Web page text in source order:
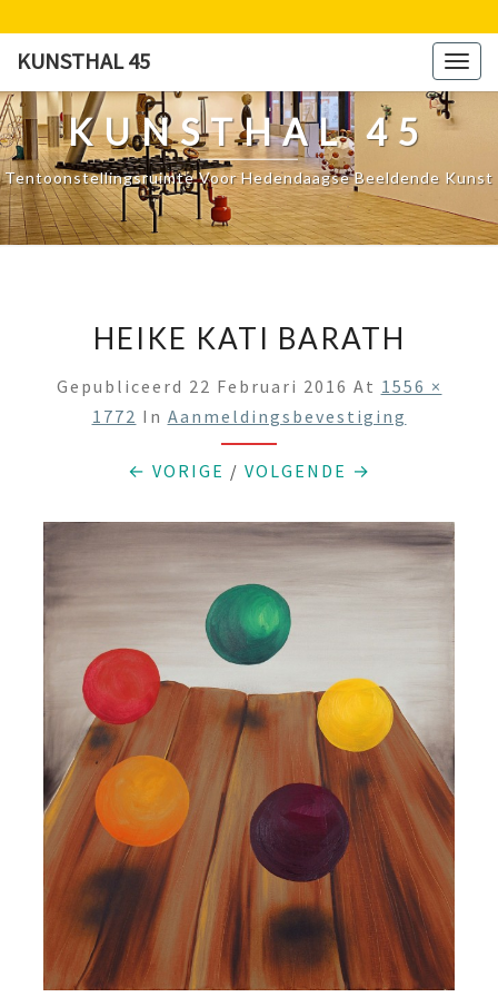
content
KUNSTHAL 45
KUNSTHAL 45
Tentoonstellingsruimte Voor Hedendaagse Beeldende Kunst
HEIKE KATI BARATH
Gepubliceerd 22 Februari 2016 At 1556 ×
1772 In Aanmeldingsbevestiging
← VORIGE / VOLGENDE →